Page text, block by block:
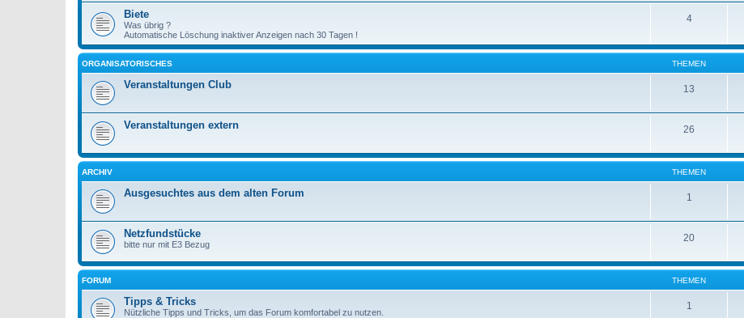
Biete
Was übrig ?
Automatische Löschung inaktiver Anzeigen nach 30 Tagen !
4
ORGANISATORISCHES THEMEN
Veranstaltungen Club 13
Veranstaltungen extern 26
ARCHIV THEMEN
Ausgesuchtes aus dem alten Forum 1
Netzfundstücke
bitte nur mit E3 Bezug
20
FORUM THEMEN
Tipps & Tricks
Nützliche Tipps und Tricks, um das Forum komfortabel zu nutzen.
1